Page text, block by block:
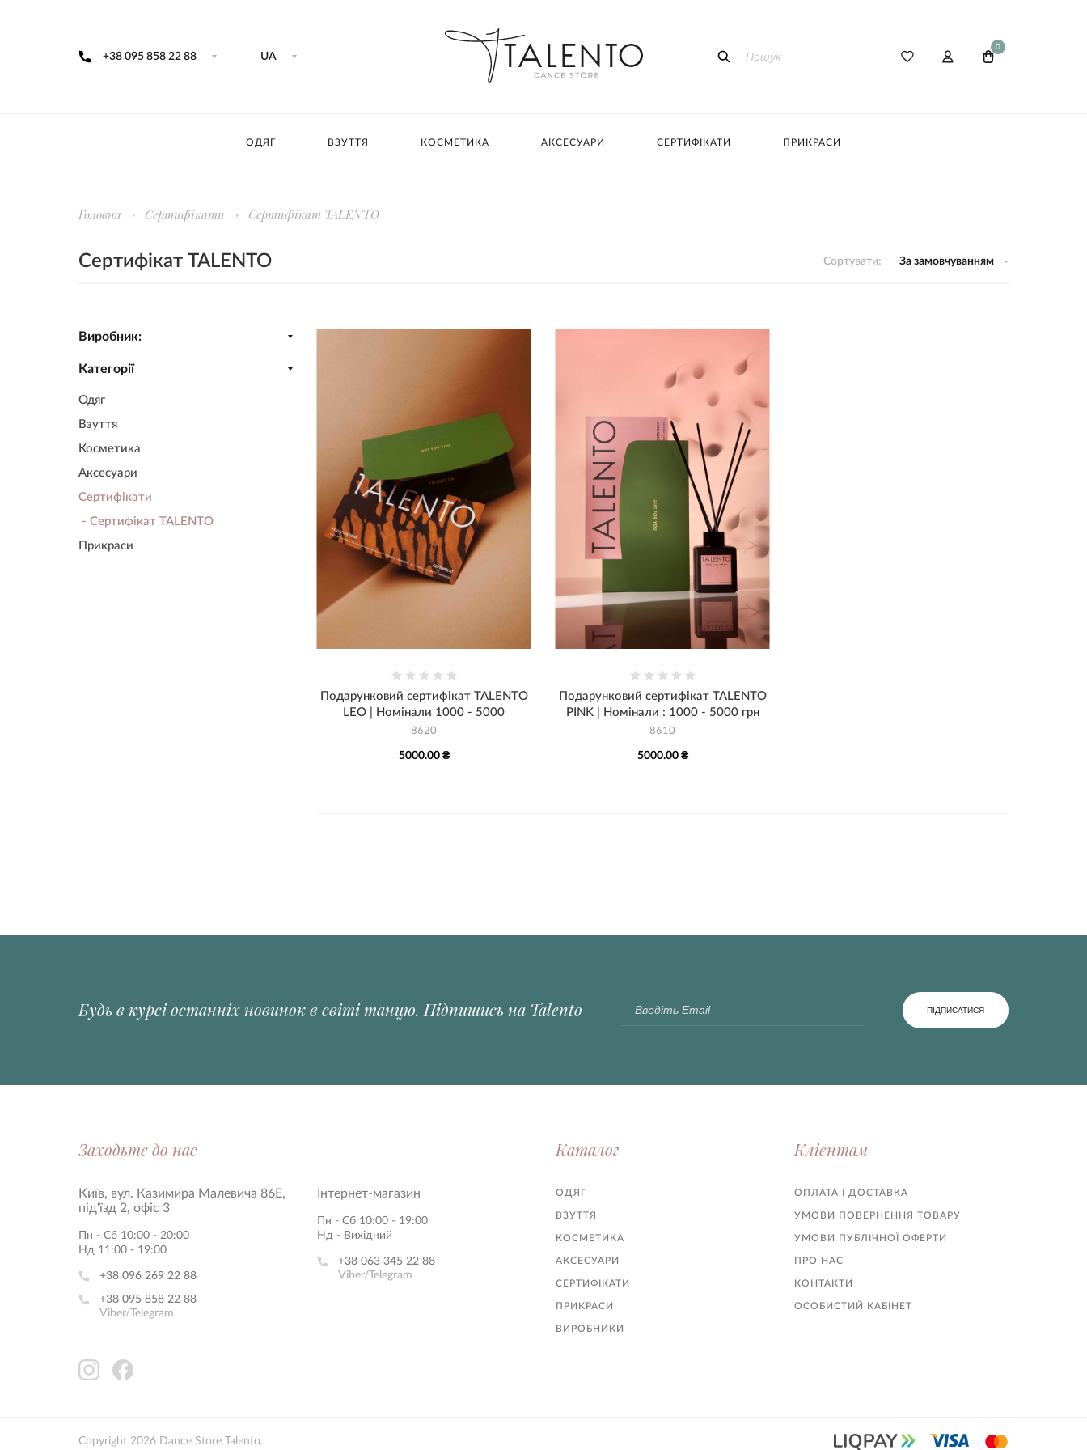
+38 095 858 22 88 UA
0
ОДЯГ ВЗУТТЯ КОСМЕТИКА АКСЕСУАРИ СЕРТИФІКАТИ ПРИКРАСИ
Головна Сертифікати Сертифікат TALENTO
Сертифікат TALENTO Сортувати: За замовчуванням
Виробник:
Категорії
Одяг
Взуття
Косметика
Аксесуари
Сертифікати
- Сертифікат TALENTO
Прикраси
Подарунковий сертифікат TALENTO
LEO | Номінали 1000 - 5000
8620
5000.00 ₴
Подарунковий сертифікат TALENTO
PINK | Номінали : 1000 - 5000 грн
8610
5000.00 ₴
Будь в курсі останніх новинок в світі танцю. Підпишись на Talento ПІДПИСАТИСЯ
Заходьте до нас
Київ, вул. Казимира Малевича 86Е,
під'їзд 2, офіс 3
Пн - Сб 10:00 - 20:00
Нд 11:00 - 19:00
+38 096 269 22 88
+38 095 858 22 88
Viber/Telegram
Інтернет-магазин
Пн - Сб 10:00 - 19:00
Нд - Вихідний
+38 063 345 22 88
Viber/Telegram
Каталог
ОДЯГ
ВЗУТТЯ
КОСМЕТИКА
АКСЕСУАРИ
СЕРТИФІКАТИ
ПРИКРАСИ
ВИРОБНИКИ
Клієнтам
ОПЛАТА І ДОСТАВКА
УМОВИ ПОВЕРНЕННЯ ТОВАРУ
УМОВИ ПУБЛІЧНОЇ ОФЕРТИ
ПРО НАС
КОНТАКТИ
ОСОБИСТИЙ КАБІНЕТ
Copyright 2026 Dance Store Talento.